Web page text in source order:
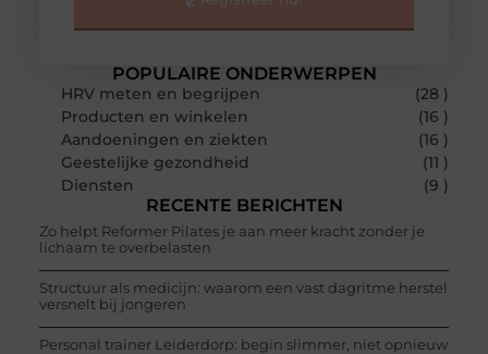
POPULAIRE ONDERWERPEN
HRV meten en begrijpen
(28 )
Producten en winkelen
(16 )
Aandoeningen en ziekten
(16 )
Geestelijke gezondheid
(11 )
Diensten
(9 )
RECENTE BERICHTEN
Zo helpt Reformer Pilates je aan meer kracht zonder je
lichaam te overbelasten
Structuur als medicijn: waarom een vast dagritme herstel
versnelt bij jongeren
Personal trainer Leiderdorp: begin slimmer, niet opnieuw